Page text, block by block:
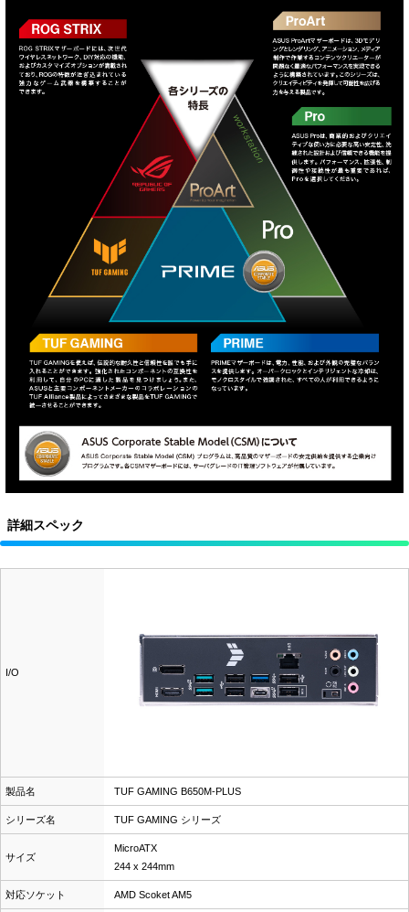
詳細スペック
I/O
製品名 TUF GAMING B650M-PLUS
シリーズ名 TUF GAMING シリーズ
サイズ
MicroATX
244 x 244mm
対応ソケット AMD Scoket AM5